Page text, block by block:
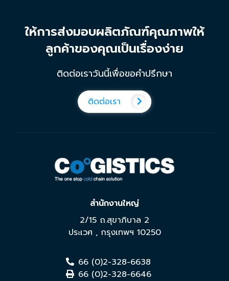
ให้การส่งมอบผลิตภัณฑ์คุณภาพให้
ลูกค้าของคุณเป็นเรื่องง่าย
ติดต่อเราวันนี้เพื่อขอคำปรึกษา
ติดต่อเรา
สำนักงานใหญ่
2/15 ถ.สุขาภิบาล 2
ประเวศ , กรุงเทพฯ 10250
66 (0)2-328-6638
66 (0)2-328-6646